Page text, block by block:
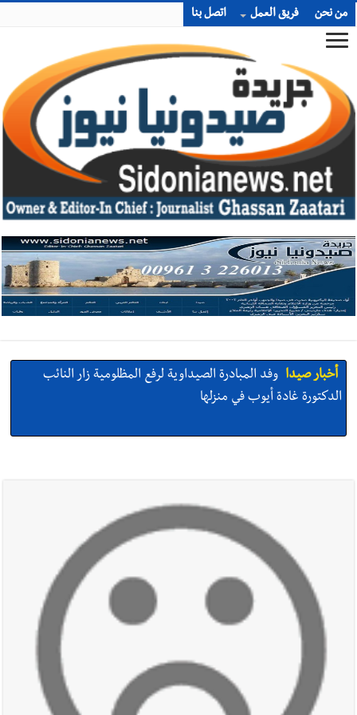
من نحن فريق العمل اتصل بنا
أخبار صيدا وفد المبادرة الصيداوية لرفع المظلومية زار النائب
الدكتورة غادة أيوب في منزلها
إصابة شاب فلسطيني بطعنات سكين في مخيم عين
الحلوة - في منطقة صيدا وإنقاذه وإتهام إبن عمته ؟
أخبار صيدا
بالصور : غسان سركيس يرعى تخرّج فوج الفكر والإبداع
في ثانوية السفير : تعلّمت منكم حب الوطن والتمسك بالأرض ...
أخبار صيدا
المهندس محمد زهير السعودي يستقبل المختارين
بعاصيري والبيلاني